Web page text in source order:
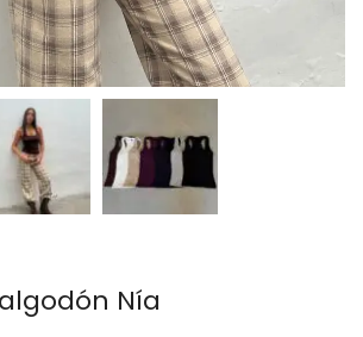
Nía